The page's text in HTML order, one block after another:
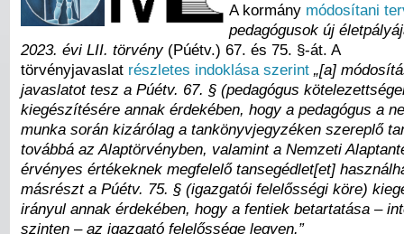
A kormány módosítani
pedagógusok új
2023. évi LII. törvény (Púétv.) 67. és 75. §-át. A
törvényjavaslat részletes indoklása szerint „[a]
javaslatot tesz a Púétv. 67. § (pedagógus
kiegészítésére annak érdekében, hogy a pedagógus a
munka során kizárólag a tankönyvjegyzéken szereplő
továbbá az Alaptörvényben, valamint a Nemzeti
érvényes értékeknek megfelelő tansegédlet[et]
másrészt a Púétv. 75. § (igazgatói felelősségi köre)
irányul annak érdekében, hogy a fentiek betartatása –
szinten – az igazgató felelőssége legyen.”